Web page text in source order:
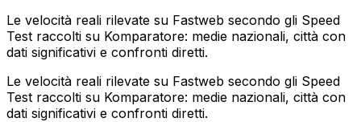
Le velocità reali rilevate su Fastweb secondo gli Speed
Test raccolti su Komparatore: medie nazionali, città con
dati significativi e confronti diretti.
Le velocità reali rilevate su Fastweb secondo gli Speed
Test raccolti su Komparatore: medie nazionali, città con
dati significativi e confronti diretti.